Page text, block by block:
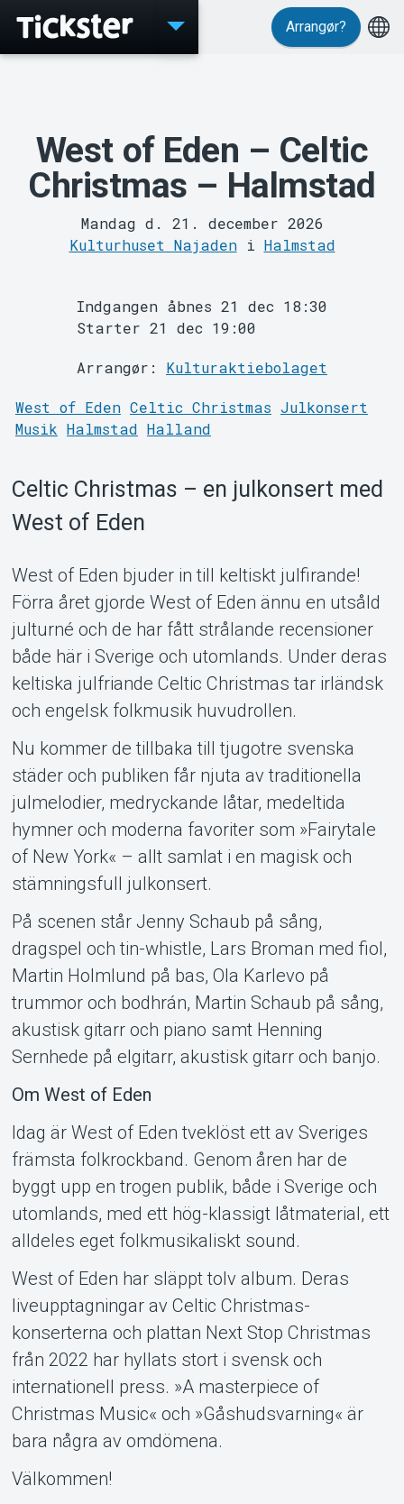
Events
MyTickster
Support
Om Tickster
Arrangør?
West of Eden – Celtic
Christmas – Halmstad
Mandag d. 21. december 2026
Kulturhuset Najadeni Halmstad
Indgangen åbnes 21 dec 18:30
Starter 21 dec 19:00
Arrangør: Kulturaktiebolaget
West of Eden Celtic Christmas Julkonsert
Musik Halmstad Halland
Celtic Christmas – en julkonsert med
West of Eden
West of Eden bjuder in till keltiskt julfirande!
Förra året gjorde West of Eden ännu en utsåld
julturné och de har fått strålande recensioner
både här i Sverige och utomlands. Under deras
keltiska julfriande Celtic Christmas tar irländsk
och engelsk folkmusik huvudrollen.
Nu kommer de tillbaka till tjugotre svenska
städer och publiken får njuta av traditionella
julmelodier, medryckande låtar, medeltida
hymner och moderna favoriter som »Fairytale
of New York« – allt samlat i en magisk och
stämningsfull julkonsert.
På scenen står Jenny Schaub på sång,
dragspel och tin-whistle, Lars Broman med fiol,
Martin Holmlund på bas, Ola Karlevo på
trummor och bodhrán, Martin Schaub på sång,
akustisk gitarr och piano samt Henning
Sernhede på elgitarr, akustisk gitarr och banjo.
Om West of Eden
Idag är West of Eden tveklöst ett av Sveriges
främsta folkrockband. Genom åren har de
byggt upp en trogen publik, både i Sverige och
utomlands, med ett hög-klassigt låtmaterial, ett
alldeles eget folkmusikaliskt sound.
West of Eden har släppt tolv album. Deras
liveupptagningar av Celtic Christmas-
konserterna och plattan Next Stop Christmas
från 2022 har hyllats stort i svensk och
internationell press. »A masterpiece of
Christmas Music« och »Gåshudsvarning« är
bara några av omdömena.
Välkommen!